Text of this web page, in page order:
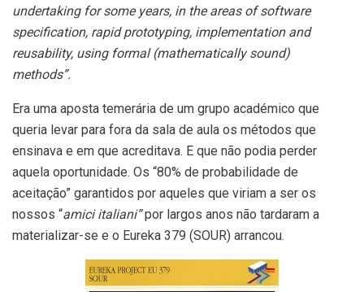
undertaking for some years, in the areas of software
specification, rapid prototyping, implementation and
reusability, using formal (mathematically sound)
methods”.
Era uma aposta temerária de um grupo académico que
queria levar para fora da sala de aula os métodos que
ensinava e em que acreditava. E que não podia perder
aquela oportunidade. Os “80% de probabilidade de
aceitação” garantidos por aqueles que viriam a ser os
nossos “amici italiani”por largos anos não tardaram a
materializar-se e o Eureka 379 (SOUR) arrancou.